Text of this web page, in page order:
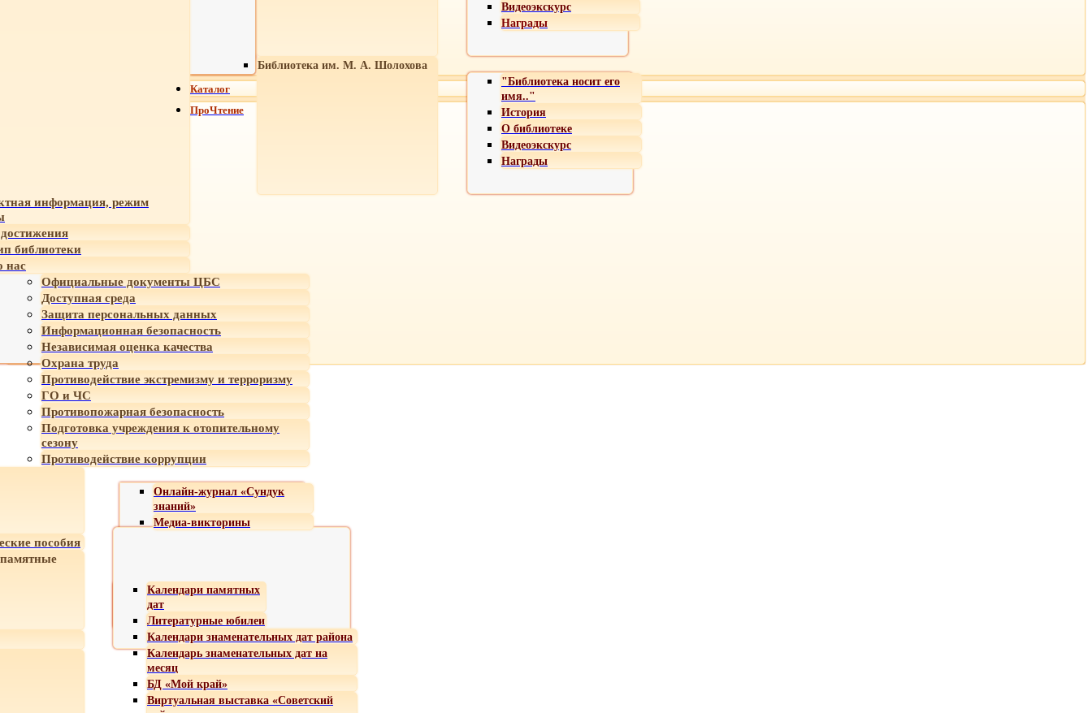
Видеоэкскурс
Награды
Библиотека им. М. А. Шолохова
"Библиотека носит его
имя.."
История
О библиотеке
Видеоэкскурс
Награды
информация, режим
библиотеки
нас
Официальные документы ЦБС
Доступная среда
Защита персональных данных
Информационная безопасность
Независимая оценка качества
Охрана труда
Противодействие экстремизму и терроризму
ГО и ЧС
Противопожарная безопасность
Подготовка учреждения к отопительному
сезону
Противодействие коррупции
Онлайн-журнал «Сундук
знаний»
Медиа-викторины
пособия
Календари памятных
дат
Литературные юбилеи
Календари знаменательных дат района
Календарь знаменательных дат на
месяц
БД «Мой край»
Виртуальная выставка «Советский
Каталог
ПроЧтение